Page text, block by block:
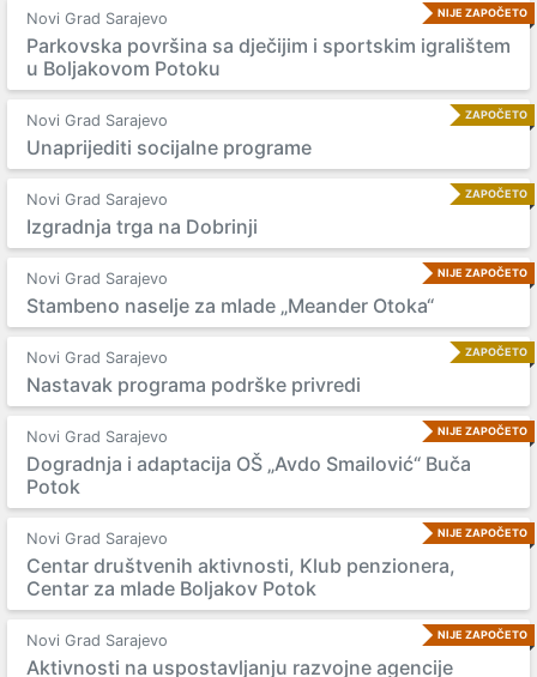
NIJE ZAPOČETO
Novi Grad Sarajevo
Parkovska površina sa dječijim i sportskim igralištem
u Boljakovom Potoku
ZAPOČETO
Novi Grad Sarajevo
Unaprijediti socijalne programe
ZAPOČETO
Novi Grad Sarajevo
Izgradnja trga na Dobrinji
NIJE ZAPOČETO
Novi Grad Sarajevo
Stambeno naselje za mlade „Meander Otoka“
ZAPOČETO
Novi Grad Sarajevo
Nastavak programa podrške privredi
NIJE ZAPOČETO
Novi Grad Sarajevo
Dogradnja i adaptacija OŠ „Avdo Smailović“ Buča
Potok
NIJE ZAPOČETO
Novi Grad Sarajevo
Centar društvenih aktivnosti, Klub penzionera,
Centar za mlade Boljakov Potok
NIJE ZAPOČETO
Novi Grad Sarajevo
Aktivnosti na uspostavljanju razvojne agencije